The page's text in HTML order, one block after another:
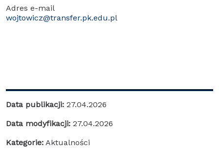
Adres e-mail
wojtowicz@transfer.pk.edu.pl
Data publikacji: 27.04.2026
Data modyfikacji: 27.04.2026
Kategorie: Aktualności